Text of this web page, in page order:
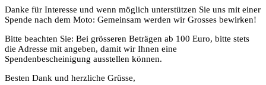
Danke für Interesse und wenn möglich unterstützen Sie uns mit einer
Spende nach dem Moto: Gemeinsam werden wir Grosses bewirken!
Bitte beachten Sie: Bei grösseren Beträgen ab 100 Euro, bitte stets
die Adresse mit angeben, damit wir Ihnen eine
Spendenbescheinigung ausstellen können.
Besten Dank und herzliche Grüsse,